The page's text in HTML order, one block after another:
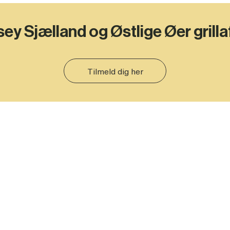
Sjælland og Østlige Øer
Tilmeld dig her